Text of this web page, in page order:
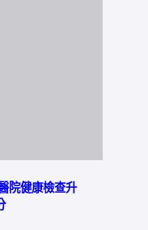
院健康檢查升